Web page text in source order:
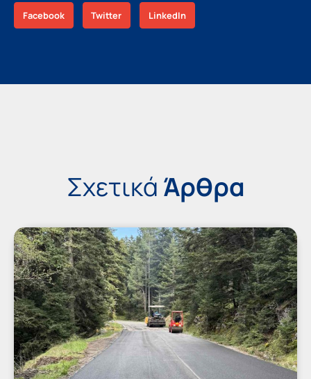
Facebook Twitter LinkedIn
Σχετικά Άρθρα